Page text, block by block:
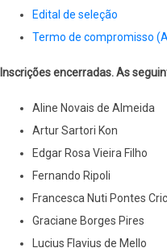
Edital de seleção
Termo de compromisso
Inscrições encerradas. As
Aline Novais de Almeida
Artur Sartori Kon
Edgar Rosa Vieira Filho
Fernando Ripoli
Francesca Nuti Pontes
Graciane Borges Pires
Lucius Flavius de Mello